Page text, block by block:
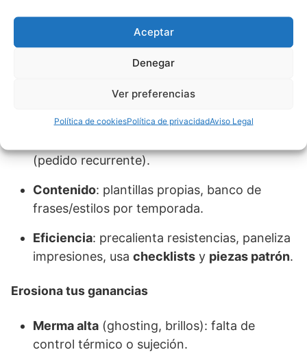
Aceptar
Denegar
Ver preferencias
Política de cookiesPolítica de privacidadAviso Legal
Packs y personalización
nombre/fecha/logo y vendesets
(taza+playera+posavasos).
: margen adicional por plazos 24–48
(pedido recurrente).
Contenido: plantillas propias, banco de
frases/estilos por temporada.
Eficiencia: precalienta resistencias, paneliza
impresiones, usa checklists y piezas patrón.
Erosiona tus ganancias
Merma alta (ghosting, brillos): falta de
control térmico o sujeción.